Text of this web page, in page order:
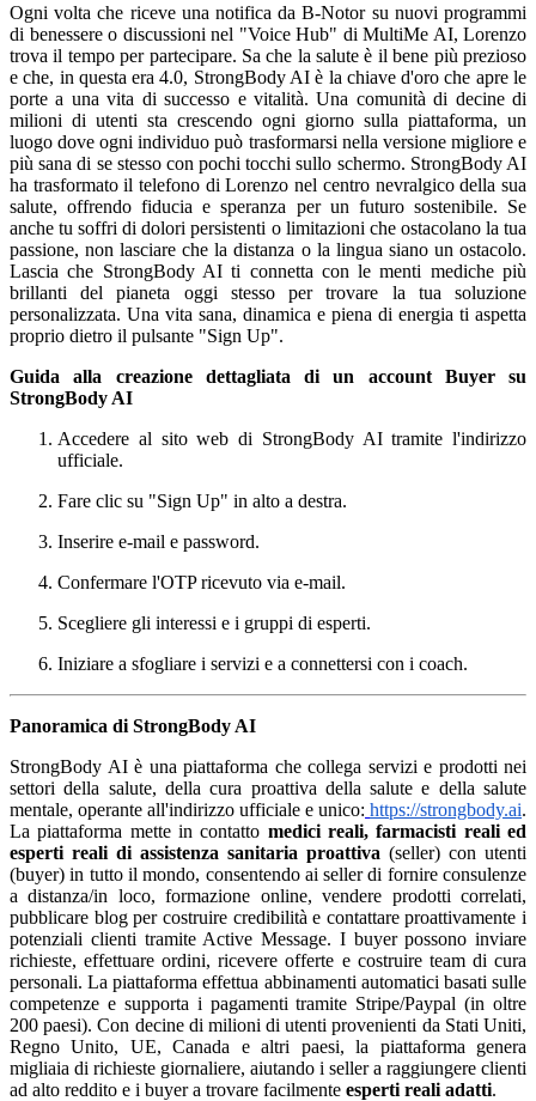
Ogni volta che riceve una notifica da B-Notor su nuovi programmi
di benessere o discussioni nel "Voice Hub" di MultiMe AI, Lorenzo
trova il tempo per partecipare. Sa che la salute è il bene più prezioso
e che, in questa era 4.0, StrongBody AI è la chiave d'oro che apre le
porte a una vita di successo e vitalità. Una comunità di decine di
milioni di utenti sta crescendo ogni giorno sulla piattaforma, un
luogo dove ogni individuo può trasformarsi nella versione migliore e
più sana di se stesso con pochi tocchi sullo schermo. StrongBody AI
ha trasformato il telefono di Lorenzo nel centro nevralgico della sua
salute, offrendo fiducia e speranza per un futuro sostenibile. Se
anche tu soffri di dolori persistenti o limitazioni che ostacolano la tua
passione, non lasciare che la distanza o la lingua siano un ostacolo.
Lascia che StrongBody AI ti connetta con le menti mediche più
brillanti del pianeta oggi stesso per trovare la tua soluzione
personalizzata. Una vita sana, dinamica e piena di energia ti aspetta
proprio dietro il pulsante "Sign Up".
Guida alla creazione dettagliata di un account Buyer su
StrongBody AI
Accedere al sito web di StrongBody AI tramite l'indirizzo
ufficiale.
Fare clic su "Sign Up" in alto a destra.
Inserire e-mail e password.
Confermare l'OTP ricevuto via e-mail.
Scegliere gli interessi e i gruppi di esperti.
Iniziare a sfogliare i servizi e a connettersi con i coach.
Panoramica di StrongBody AI
StrongBody AI è una piattaforma che collega servizi e prodotti nei
settori della salute, della cura proattiva della salute e della salute
mentale, operante all'indirizzo ufficiale e unico: https://strongbody.ai.
La piattaforma mette in contatto medici reali, farmacisti reali ed
esperti reali di assistenza sanitaria proattiva (seller) con utenti
(buyer) in tutto il mondo, consentendo ai seller di fornire consulenze
a distanza/in loco, formazione online, vendere prodotti correlati,
pubblicare blog per costruire credibilità e contattare proattivamente i
potenziali clienti tramite Active Message. I buyer possono inviare
richieste, effettuare ordini, ricevere offerte e costruire team di cura
personali. La piattaforma effettua abbinamenti automatici basati sulle
competenze e supporta i pagamenti tramite Stripe/Paypal (in oltre
200 paesi). Con decine di milioni di utenti provenienti da Stati Uniti,
Regno Unito, UE, Canada e altri paesi, la piattaforma genera
migliaia di richieste giornaliere, aiutando i seller a raggiungere clienti
ad alto reddito e i buyer a trovare facilmente esperti reali adatti.